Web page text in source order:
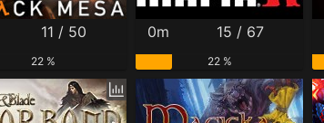
11 / 50
22 %
0m 15 / 67
22 %